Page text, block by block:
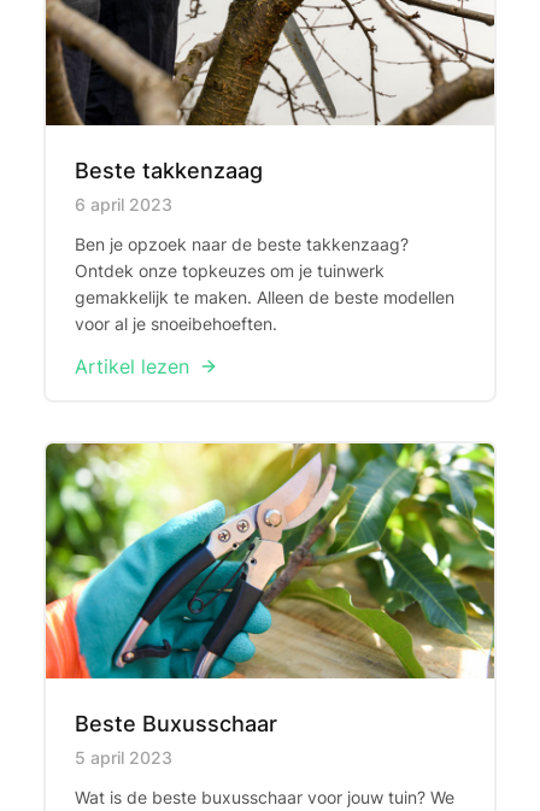
Beste takkenzaag
Published on
6 april 2023
Ben je opzoek naar de beste takkenzaag?
Ontdek onze topkeuzes om je tuinwerk
gemakkelijk te maken. Alleen de beste modellen
voor al je snoeibehoeften.
Artikel lezen
Beste Buxusschaar
Published on
5 april 2023
Wat is de beste buxusschaar voor jouw tuin? We